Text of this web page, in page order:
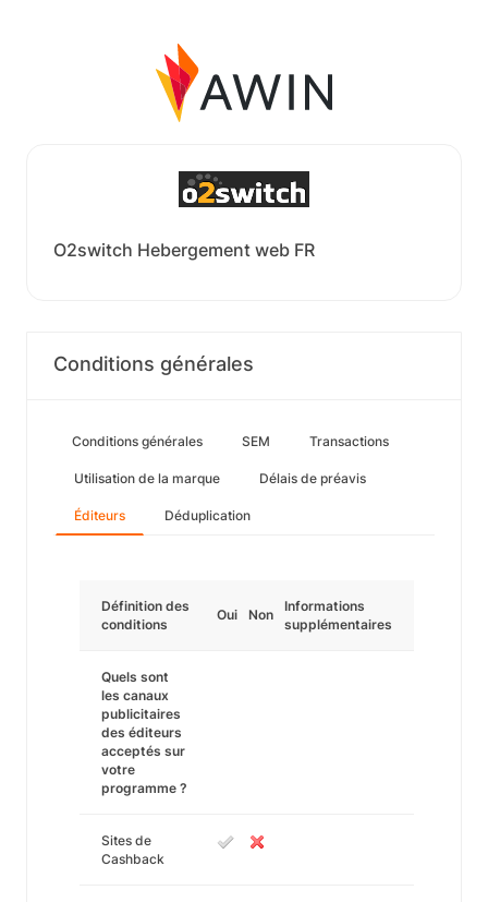
O2switch Hebergement web FR
Conditions générales
Conditions générales SEM Transactions
Utilisation de la marque Délais de préavis
Éditeurs Déduplication
Définition des
conditions
Oui Non
Informations
supplémentaires
Quels sont
les canaux
publicitaires
des éditeurs
acceptés sur
votre
programme ?
Sites de
Cashback